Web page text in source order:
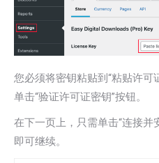
您必须将密钥粘贴到“粘贴许可
单击“验证许可证密钥”按钮。
在下一页上，只需单击“连接并
即可继续。